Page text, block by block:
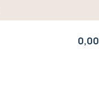
0,00